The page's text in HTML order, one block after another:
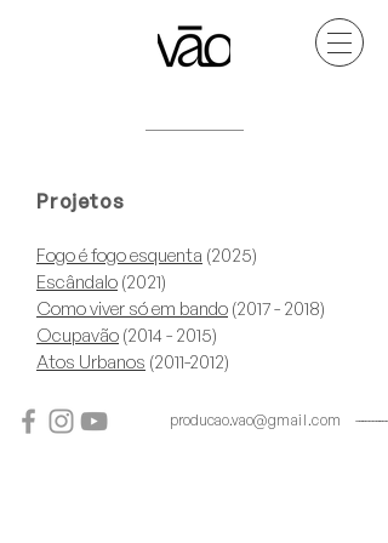
Projetos
Fogo é fogo esquenta (2025)
Escândalo (2021)
Como viver só em bando (2017 - 2018)
Ocupavão (2014 - 2015)
Atos Urbanos (2011-2012)
MARKET
producao.vao@ g m a i l . c o m